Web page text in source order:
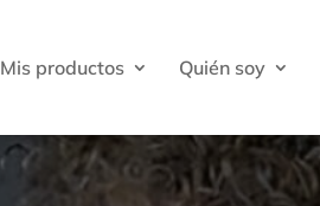
Mis productos Quién soy